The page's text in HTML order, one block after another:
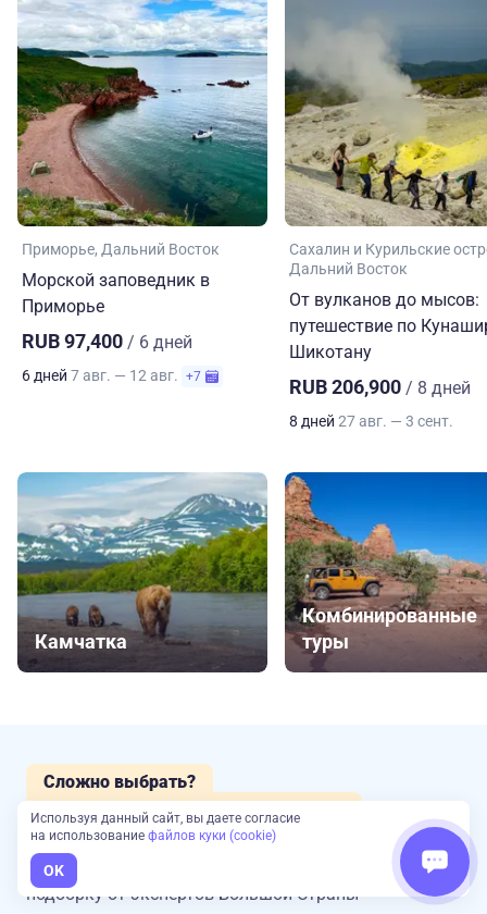
Приморье Дальний Восток
Морской заповедник в
Приморье
RUB 97,400 / 6 дней
6 дней 7 авг. — 12 авг. +7
Сахалин и Курильские
Дальний Восток
От вулканов до мысов:
путешествие по
Шикотану
RUB 206,900 / 8 дней
8 дней 27 авг. — 3 сент.
Камчатка
Комбинированные
туры
Сложно выбрать?
Наш эксперт подберет туры для вас
Оставьте заявку и получите консультацию
подборку от экспертов Большой Страны
Используя данный сайт, вы даете согласие
на использование файлов куки (cookie)
OK